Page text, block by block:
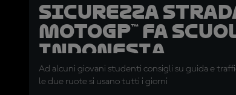
Sicurezza
MotoGP™ fa
Indonesia
Ad alcuni giovani studenti consigli su guida e
le due ruote si usano tutti i giorni